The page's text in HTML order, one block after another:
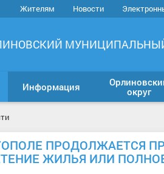
Жителям Новости
Информация
округ
ПРОДОЛЖАЕТСЯ
ЖИЛЬЯ ИЛИ